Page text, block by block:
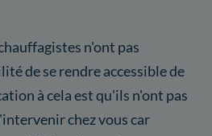
n'ont pas
de se rendre accessible de
à cela est qu'ils n'ont pas
chez vous car